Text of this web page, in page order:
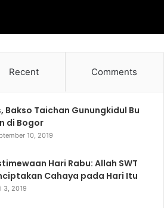
Recent Comments
Bakso Taichan Gunungkidul Bu
di Bogor
10, 2019
Hari Rabu: Allah SWT
Cahaya pada Hari Itu
3, 2019